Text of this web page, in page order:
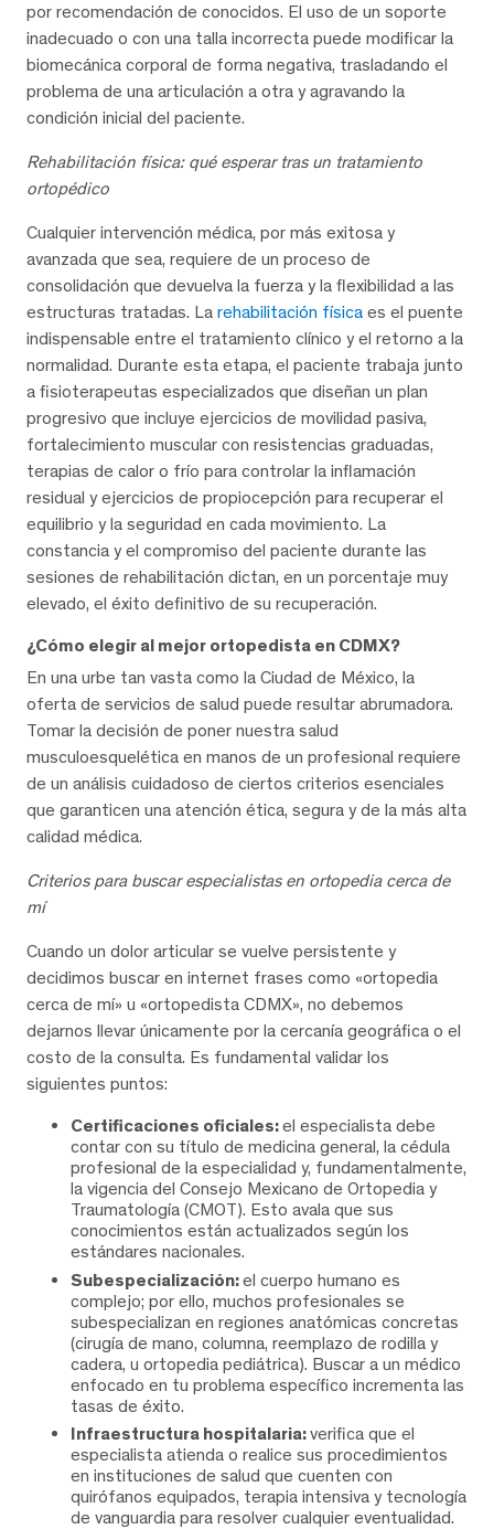
por recomendación de conocidos. El uso de un soporte
inadecuado o con una talla incorrecta puede modificar la
biomecánica corporal de forma negativa, trasladando el
problema de una articulación a otra y agravando la
condición inicial del paciente.
Rehabilitación física: qué esperar tras un tratamiento
ortopédico
Cualquier intervención médica, por más exitosa y
avanzada que sea, requiere de un proceso de
consolidación que devuelva la fuerza y la flexibilidad a las
estructuras tratadas. La rehabilitación física es el puente
indispensable entre el tratamiento clínico y el retorno a la
normalidad. Durante esta etapa, el paciente trabaja junto
a fisioterapeutas especializados que diseñan un plan
progresivo que incluye ejercicios de movilidad pasiva,
fortalecimiento muscular con resistencias graduadas,
terapias de calor o frío para controlar la inflamación
residual y ejercicios de propiocepción para recuperar el
equilibrio y la seguridad en cada movimiento. La
constancia y el compromiso del paciente durante las
sesiones de rehabilitación dictan, en un porcentaje muy
elevado, el éxito definitivo de su recuperación.
¿Cómo elegir al mejor ortopedista en CDMX?
En una urbe tan vasta como la Ciudad de México, la
oferta de servicios de salud puede resultar abrumadora.
Tomar la decisión de poner nuestra salud
musculoesquelética en manos de un profesional requiere
de un análisis cuidadoso de ciertos criterios esenciales
que garanticen una atención ética, segura y de la más alta
calidad médica.
Criterios para buscar especialistas en ortopedia cerca de
mí
Cuando un dolor articular se vuelve persistente y
decidimos buscar en internet frases como «ortopedia
cerca de mí» u «ortopedista CDMX», no debemos
dejarnos llevar únicamente por la cercanía geográfica o el
costo de la consulta. Es fundamental validar los
siguientes puntos:
Certificaciones oficiales:el especialista debe
contar con su título de medicina general, la cédula
profesional de la especialidad y, fundamentalmente,
la vigencia del Consejo Mexicano de Ortopedia y
Traumatología (CMOT). Esto avala que sus
conocimientos están actualizados según los
estándares nacionales.
Subespecialización:el cuerpo humano es
complejo; por ello, muchos profesionales se
subespecializan en regiones anatómicas concretas
(cirugía de mano, columna, reemplazo de rodilla y
cadera, u ortopedia pediátrica). Buscar a un médico
enfocado en tu problema específico incrementa las
tasas de éxito.
Infraestructura hospitalaria:verifica que el
especialista atienda o realice sus procedimientos
en instituciones de salud que cuenten con
quirófanos equipados, terapia intensiva y tecnología
de vanguardia para resolver cualquier eventualidad.